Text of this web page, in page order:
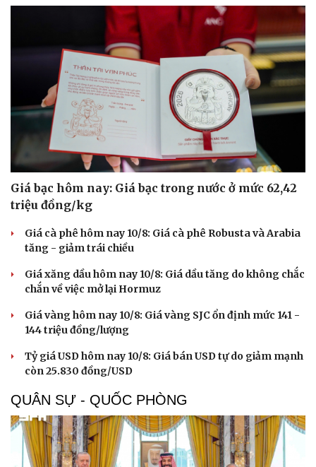
Doanh nghiệp 24h
Tin Công nghệ
Trải nghiệm
Chuyển đổi số
Giá bạc hôm nay: Giá bạc trong nước ở mức 62,42
triệu đồng/kg
Giá cà phê hôm nay 10/8: Giá cà phê Robusta và Arabia
tăng - giảm trái chiều
Giá xăng dầu hôm nay 10/8: Giá dầu tăng do không chắc
chắn về việc mở lại Hormuz
Giá vàng hôm nay 10/8: Giá vàng SJC ổn định mức 141 -
144 triệu đồng/lượng
Tỷ giá USD hôm nay 10/8: Giá bán USD tự do giảm mạnh
còn 25.830 đồng/USD
QUÂN SỰ - QUỐC PHÒNG